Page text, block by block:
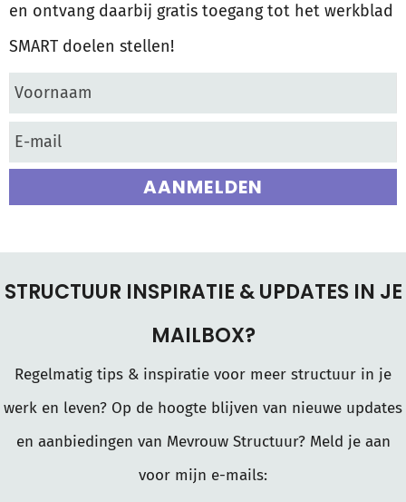
en ontvang daarbij gratis toegang tot het werkblad
SMART doelen stellen!
AANMELDEN
STRUCTUUR INSPIRATIE & UPDATES IN JE
MAILBOX?
Regelmatig tips & inspiratie voor meer structuur in je
werk en leven? Op de hoogte blijven van nieuwe updates
en aanbiedingen van Mevrouw Structuur? Meld je aan
voor mijn e-mails: